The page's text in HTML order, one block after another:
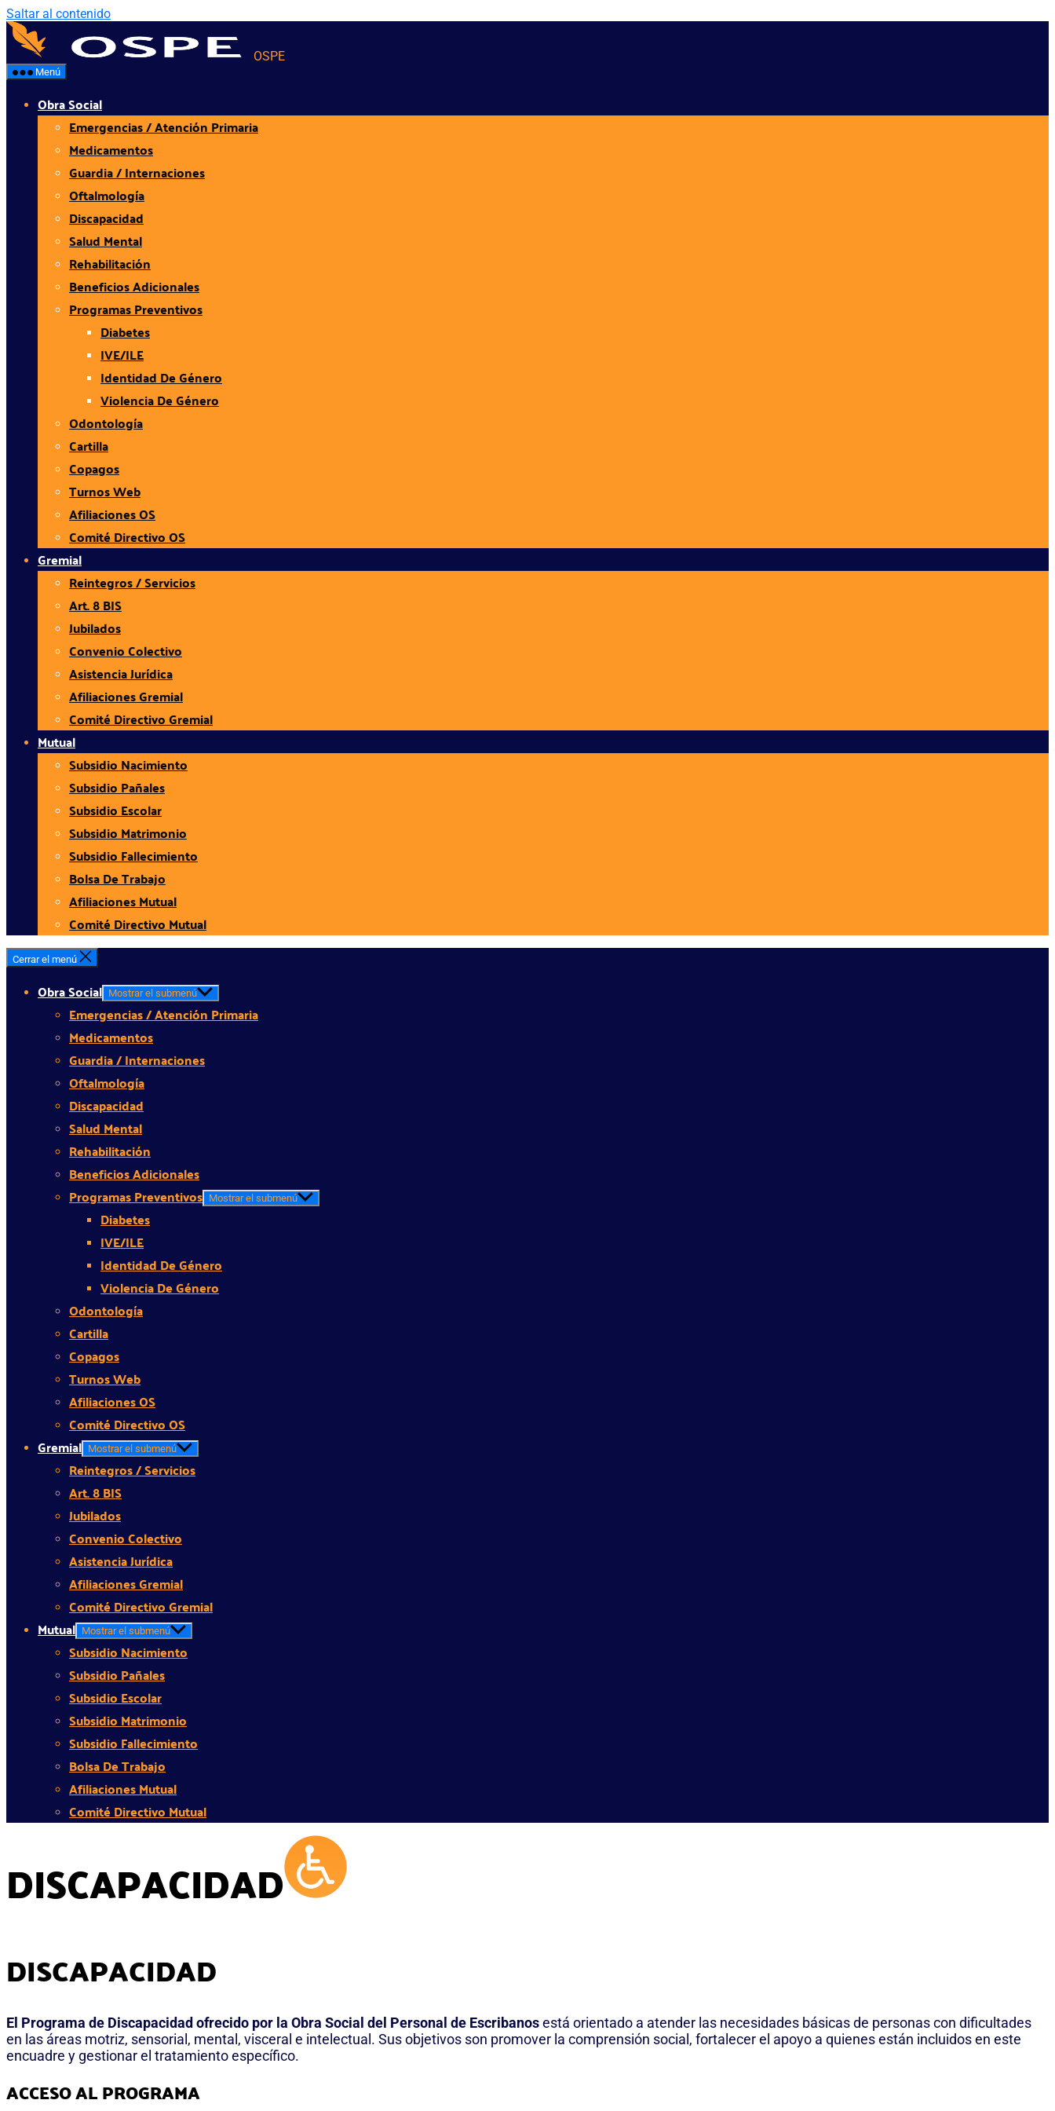
Saltar al contenido
OSPE
Menú
Obra Social
Emergencias / Atención Primaria
Medicamentos
Guardia / Internaciones
Oftalmología
Discapacidad
Salud Mental
Rehabilitación
Beneficios Adicionales
Programas Preventivos
Diabetes
IVE/ILE
Identidad De Género
Violencia De Género
Odontología
Cartilla
Copagos
Turnos Web
Afiliaciones OS
Comité Directivo OS
Gremial
Reintegros / Servicios
Art. 8 BIS
Jubilados
Convenio Colectivo
Asistencia Jurídica
Afiliaciones Gremial
Comité Directivo Gremial
Mutual
Subsidio Nacimiento
Subsidio Pañales
Subsidio Escolar
Subsidio Matrimonio
Subsidio Fallecimiento
Bolsa De Trabajo
Afiliaciones Mutual
Comité Directivo Mutual
Cerrar el menú
Obra Social Mostrar el submenú
Emergencias / Atención Primaria
Medicamentos
Guardia / Internaciones
Oftalmología
Discapacidad
Salud Mental
Rehabilitación
Beneficios Adicionales
Programas Preventivos Mostrar el submenú
Diabetes
IVE/ILE
Identidad De Género
Violencia De Género
Odontología
Cartilla
Copagos
Turnos Web
Afiliaciones OS
Comité Directivo OS
Gremial Mostrar el submenú
Reintegros / Servicios
Art. 8 BIS
Jubilados
Convenio Colectivo
Asistencia Jurídica
Afiliaciones Gremial
Comité Directivo Gremial
Mutual Mostrar el submenú
Subsidio Nacimiento
Subsidio Pañales
Subsidio Escolar
Subsidio Matrimonio
Subsidio Fallecimiento
Bolsa De Trabajo
Afiliaciones Mutual
Comité Directivo Mutual
DISCAPACIDAD
DISCAPACIDAD
El Programa de Discapacidad ofrecido por la Obra Social del Personal de Escribanosestá orientado a atender las necesidades básicas de personas con dificultades
en las áreas motriz, sensorial, mental, visceral e intelectual. Sus objetivos son promover la comprensión social, fortalecer el apoyo a quienes están incluidos en este
encuadre y gestionar el tratamiento específico.
ACCESO AL PROGRAMA